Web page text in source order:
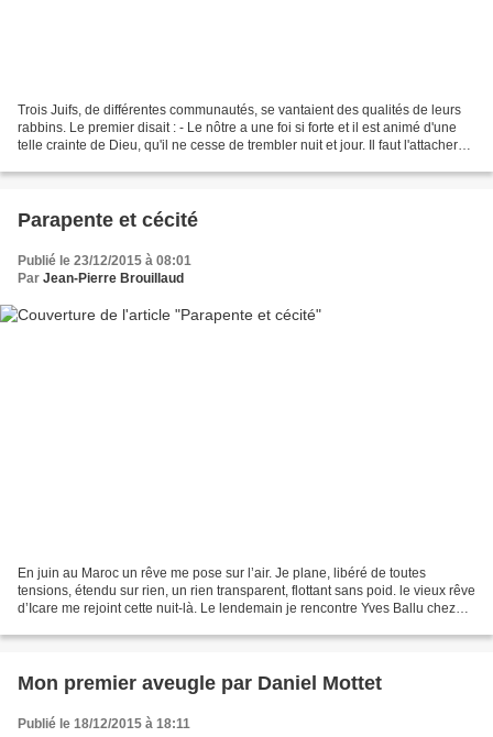
Trois Juifs, de différentes communautés, se vantaient des qualités de leurs
rabbins. Le premier disait : - Le nôtre a une foi si forte et il est animé d'une
telle crainte de Dieu, qu'il ne cesse de trembler nuit et jour. Il faut l'attacher
Parapente et cécité
Publié le 23/12/2015 à 08:01
Par Jean-Pierre Brouillaud
En juin au Maroc un rêve me pose sur l’air. Je plane, libéré de toutes
tensions, étendu sur rien, un rien transparent, flottant sans poid. le vieux rêve
d’Icare me rejoint cette nuit-là. Le lendemain je rencontre Yves Ballu chez
Mon premier aveugle par Daniel Mottet
Publié le 18/12/2015 à 18:11